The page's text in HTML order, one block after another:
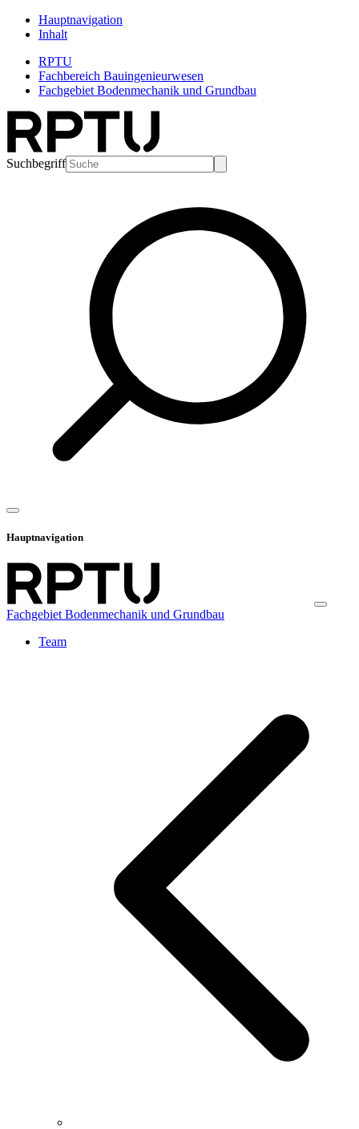
Hauptnavigation
Inhalt
RPTU
Fachbereich Bauingenieurwesen
Fachgebiet Bodenmechanik und Grundbau
Suchbegriff
Hauptnavigation
Fachgebiet Bodenmechanik und Grundbau
Team